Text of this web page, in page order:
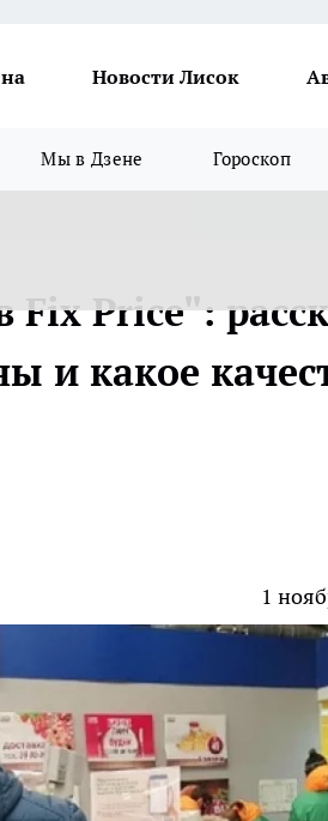
Новости Лисок
Мы в Дзене Гороскоп
Fix Price":
и какое
1